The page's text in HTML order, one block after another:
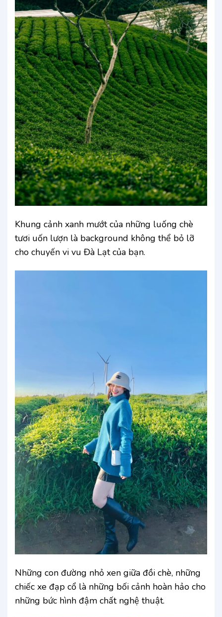
Khung cảnh xanh mướt của những luống chè
tươi uốn lượn là background không thể bỏ lỡ
cho chuyến vi vu Đà Lạt của bạn.
Những con đường nhỏ xen giữa đồi chè, những
chiếc xe đạp cổ là những bối cảnh hoàn hảo cho
những bức hình đậm chất nghệ thuật.